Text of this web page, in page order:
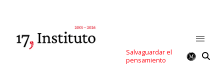
Salvaguardar el
pensamiento